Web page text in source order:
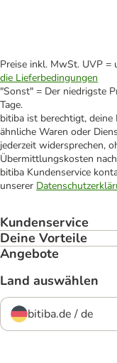
Preise inkl. MwSt. UVP =
die Lieferbedingungen
"Sonst" = Der niedrigste
Tage.
bitiba ist berechtigt,
ähnliche Waren oder
jederzeit widersprechen,
Übermittlungskosten
bitiba Kundenservice
unserer
Kundenservice
Deine Vorteile
Angebote
Land auswählen
bitiba.de / de